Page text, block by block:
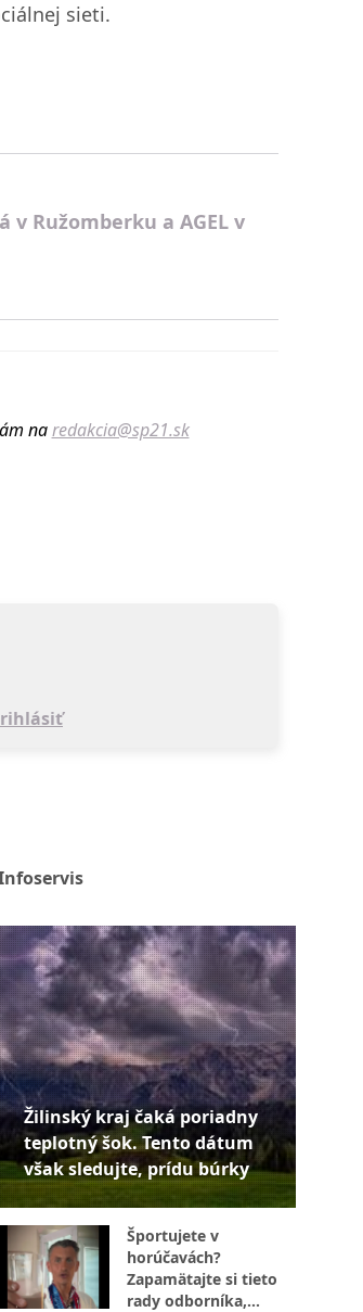
sieti.
Ružomberku a AGEL v
na redakcia@sp21.sk
Žilinský kraj čaká poriadny
teplotný šok. Tento dátum
však sledujte, prídu búrky
Športujete v
horúčavách?
Zapamätajte si tieto
rady odborníka,